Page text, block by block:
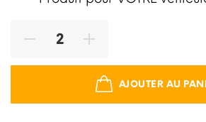
AJOUTER AU